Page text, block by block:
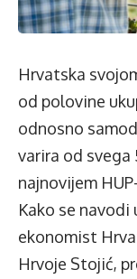
Hrvatska
od polovine
odnosno
varira od
najnovijem
Kako se
ekonomist
Hrvoje Stojić,